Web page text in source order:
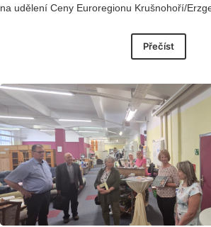
na udělení Ceny Euroregionu Krušnohoří/
Přečíst